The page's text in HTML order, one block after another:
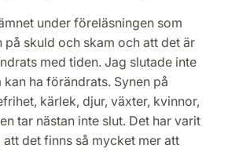
under föreläsningen som
på skuld och skam och att det är
med tiden. Jag slutade inte
ha förändrats. Synen på
kärlek, djur, växter, kvinnor,
tar nästan inte slut. Det har varit
det finns så mycket mer att